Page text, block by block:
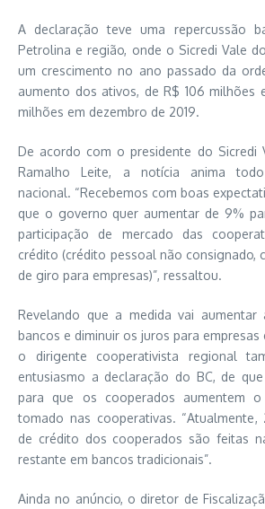
A declaração teve uma repercussão
Petrolina e região, onde o Sicredi Vale
um crescimento no ano passado da
aumento dos ativos, de R$ 106 milhões
milhões em dezembro de 2019.
De acordo com o presidente do Sicredi
Ramalho Leite, a notícia anima
nacional. “Recebemos com boas
que o governo quer aumentar de 9%
participação de mercado das
crédito (crédito pessoal não consignado,
de giro para empresas)”, ressaltou.
Revelando que a medida vai aumentar
bancos e diminuir os juros para
o dirigente cooperativista regional
entusiasmo a declaração do BC, de
para que os cooperados aumentem
tomado nas cooperativas. “Atualmente,
de crédito dos cooperados são feitas
restante em bancos tradicionais”.
Ainda no anúncio, o diretor de